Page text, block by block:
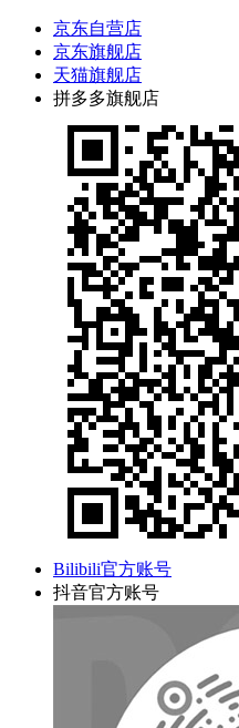
京东自营店
京东旗舰店
天猫旗舰店
拼多多旗舰店
Bilibili官方账号
抖音官方账号